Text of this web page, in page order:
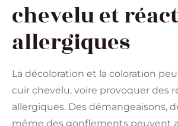
chevelu et
allergiques
La décoloration et la coloration
cuir chevelu, voire provoquer des
allergiques. Des démangeaisons,
même des gonflements peuvent